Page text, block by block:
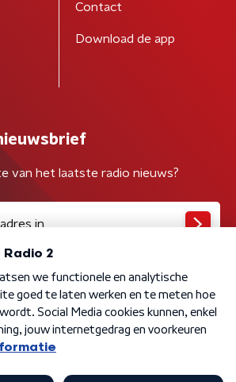
Contact
Download de app
van het laatste radio nieuws?